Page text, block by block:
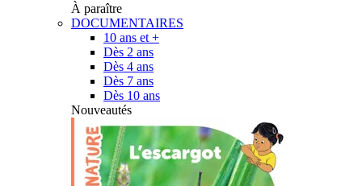
À paraître
DOCUMENTAIRES
10 ans et +
Dès 2 ans
Dès 4 ans
Dès 7 ans
Dès 10 ans
Nouveautés